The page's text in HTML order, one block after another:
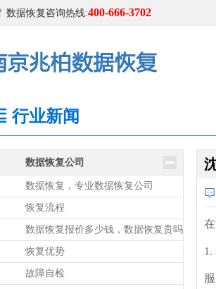
数据恢复咨询热线:400-666-3702
行业新闻
数据恢复公司
数据恢复，专业数据恢复公司
恢复流程
数据恢复报价多少钱，数据恢复贵吗
恢复优势
故障自检
1.